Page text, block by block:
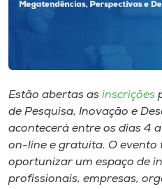
Selecione
Estão abertas as inscrições
de Pesquisa, Inovação e
acontecerá entre os dias 4
on-line e gratuita. O evento
oportunizar um espaço de
profissionais, empresas,